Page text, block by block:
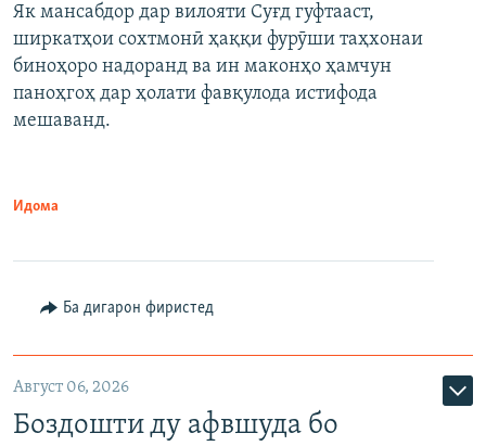
Як мансабдор дар вилояти Суғд гуфтааст,
ширкатҳои сохтмонӣ ҳаққи фурӯши таҳхонаи
биноҳоро надоранд ва ин маконҳо ҳамчун
паноҳгоҳ дар ҳолати фавқулода истифода
мешаванд.
Идома
Ба дигарон фиристед
Август 06, 2026
Боздошти ду афвшуда бо